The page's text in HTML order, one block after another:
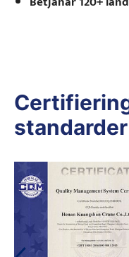
standarder